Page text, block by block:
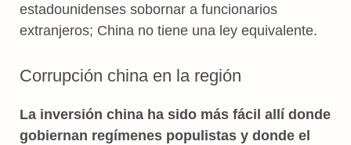
estadounidenses sobornar a funcionarios
extranjeros; China no tiene una ley equivalente.
Corrupción china en la región
La inversión china ha sido más fácil allí donde
gobiernan regímenes populistas y donde el